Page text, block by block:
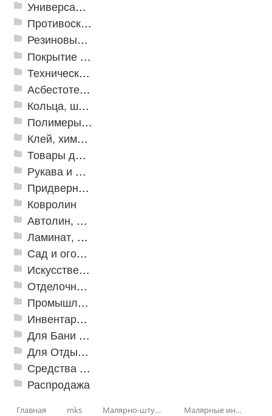
Универсальные модульные покрытия
Противоскользящая защита для лестниц, профили, ленты
Резиновые и ПВХ дорожки
Покрытие из резиновой крошки
Техническая резина
Асбестотехнические и теплоизоляционные материалы
Кольца, шайбы, манжеты
Полимеры и пластики
Клей, химия, сопутствующие товары
Товары для дома
Рукава и шланги промышленные
Придверные решетки
Ковролин
Автолин, Транслин, Линолеум
Ламинат, Кварцвиниловая плитка SPC
Сад и огород
Искусственная трава
Отделочные профили
Промышленный текстиль
Инвентарь для клининга
Для Бани и Сауны
Для Отдыха и Пикника
Средства от насекомых и садовых вредителей
Распродажа
Главная mks Малярно-штукатурные инструменты Малярные инструменты